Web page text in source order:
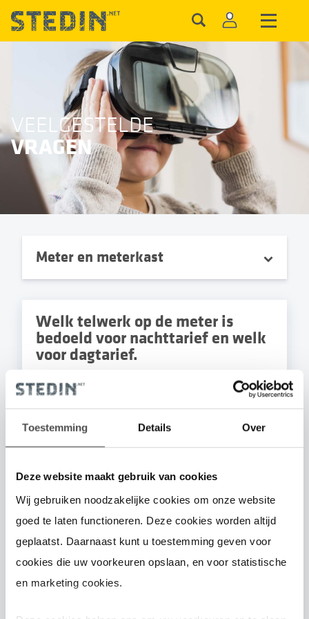
Toestemming Details Over
Deze website maakt gebruik van cookies
Wij gebruiken noodzakelijke cookies om onze website
goed te laten functioneren. Deze cookies worden altijd
geplaatst. Daarnaast kunt u toestemming geven voor
cookies die uw voorkeuren opslaan, en voor statistische
en marketing cookies.
VEELGESTELDE
VRAGEN
Meter en meterkast
Welk telwerk op de meter is
bedoeld voor nachttarief en welk
voor dagtarief.
Standaard is het eerste, bovenste of (linker)telwerk
onderste- of (rechter)telwerk het dagtarief (D). Voor
raadplegen.Ga naar het overzicht van handleidingen
van de slimme meter.